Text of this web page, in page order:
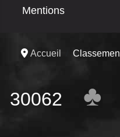
Mentions
Accueil
30062 ♣